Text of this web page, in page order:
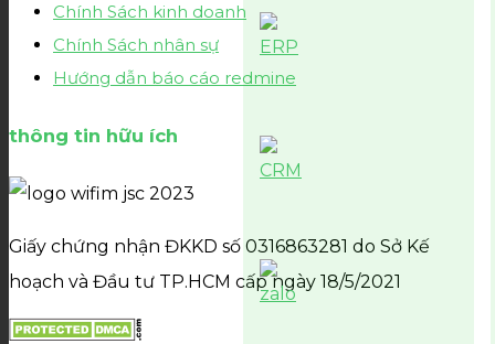
Chính Sách kinh doanh
Chính Sách nhân sự
Hướng dẫn báo cáo redmine
thông tin hữu ích
Giấy chứng nhận ĐKKD số 0316863281 do Sở Kế
hoạch và Đầu tư TP.HCM cấp ngày 18/5/2021